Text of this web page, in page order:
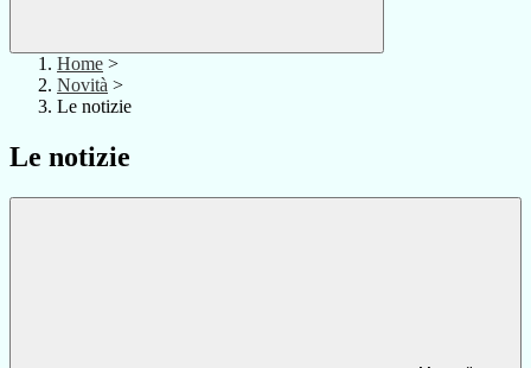
Home >
Novità >
Le notizie
Le notizie